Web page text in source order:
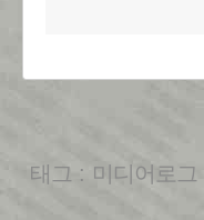
태그 : 미디어로그